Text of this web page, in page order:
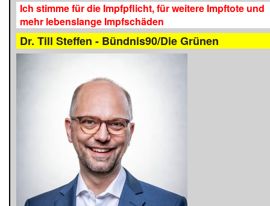
Ich stimme für die Impfpflicht, für weitere Impftote und
mehr lebenslange Impfschäden
Dr. Till Steffen - Bündnis90/Die Grünen